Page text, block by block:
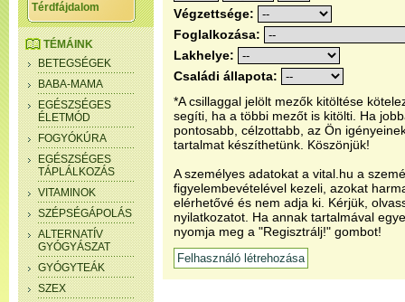
Térdfájdalom
TÉMÁINK
BETEGSÉGEK
BABA-MAMA
EGÉSZSÉGES
ÉLETMÓD
FOGYÓKÚRA
EGÉSZSÉGES
TÁPLÁLKOZÁS
VITAMINOK
SZÉPSÉGÁPOLÁS
ALTERNATÍV
GYÓGYÁSZAT
GYÓGYTEÁK
SZEX
Végzettsége:
Foglalkozása:
Lakhelye:
Családi állapota:
*A csillaggal jelölt mezők kitöltése
segíti, ha a többi mezőt is kitölti. Ha
pontosabb, célzottabb, az Ön
tartalmat készíthetünk. Köszönjük!
A személyes adatokat a vital.hu a
figyelembevételével kezeli, azokat
elérhetővé és nem adja ki. Kérjük,
nyilatkozatot. Ha annak tartalmával
nyomja meg a "Regisztrálj!" gombot!